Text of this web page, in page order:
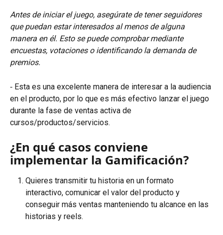
Antes de iniciar el juego, asegúrate de tener seguidores
que puedan estar interesados ​​al menos de alguna
manera en él. Esto se puede comprobar mediante
encuestas, votaciones o identificando la demanda de
premios.
⁃ Esta es una excelente manera de interesar a la audiencia
en el producto, por lo que es más efectivo lanzar el juego
durante la fase de ventas activa de
cursos/productos/servicios.
¿En qué casos conviene
implementar la Gamificación?
Quieres transmitir tu historia en un formato
interactivo, comunicar el valor del producto y
conseguir más ventas manteniendo tu alcance en las
historias y reels.